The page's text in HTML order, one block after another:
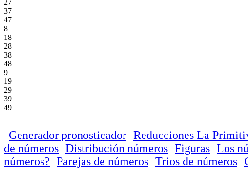
27
37
47
8
18
28
38
48
9
19
29
39
49
Generador pronosticador Reducciones La
de números Distribución números Figuras Los
números? Parejas de números Trios de números